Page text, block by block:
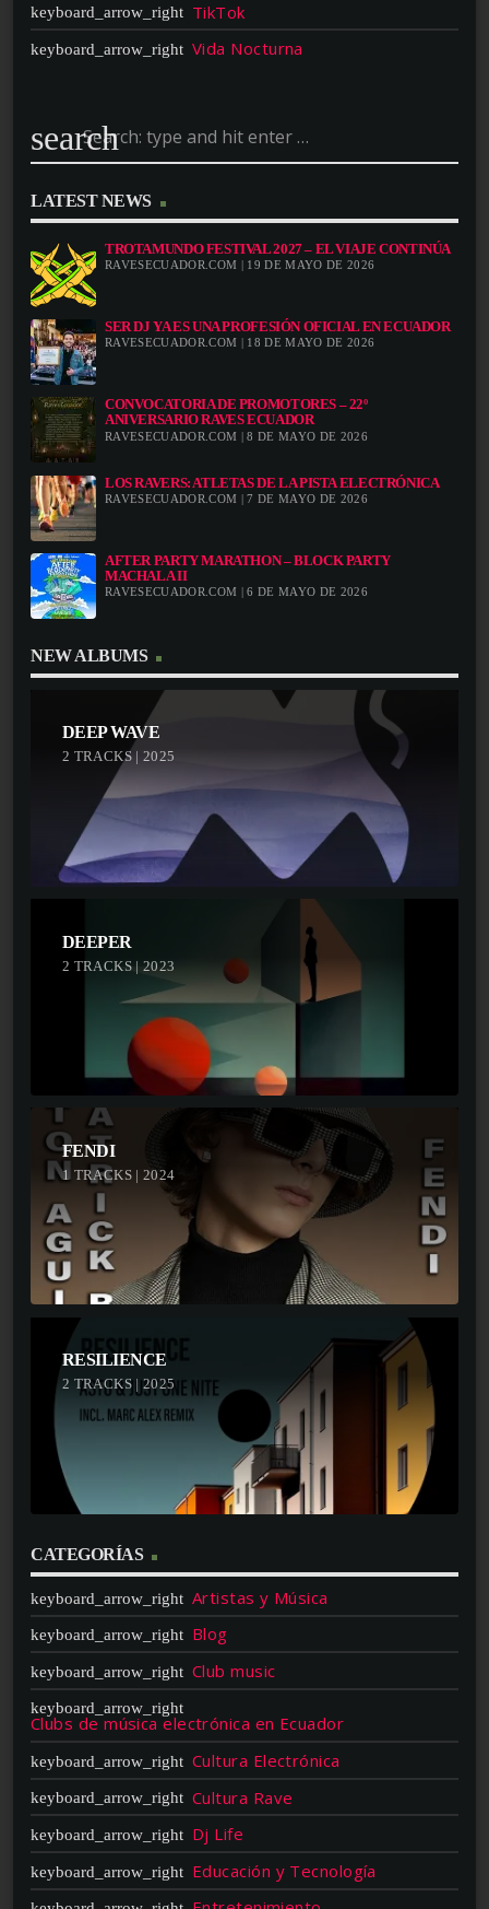
TikTok
Vida Nocturna
search
LATEST NEWS
TROTAMUNDO FESTIVAL 2027 – EL VIAJE CONTINÚA
RAVESECUADOR.COM | 19 DE MAYO DE 2026
SER DJ YA ES UNA PROFESIÓN OFICIAL EN ECUADOR
RAVESECUADOR.COM | 18 DE MAYO DE 2026
CONVOCATORIA DE PROMOTORES – 22º
ANIVERSARIO RAVES ECUADOR
RAVESECUADOR.COM | 8 DE MAYO DE 2026
LOS RAVERS: ATLETAS DE LA PISTA ELECTRÓNICA
RAVESECUADOR.COM | 7 DE MAYO DE 2026
AFTER PARTY MARATHON – BLOCK PARTY
MACHALA II
RAVESECUADOR.COM | 6 DE MAYO DE 2026
NEW ALBUMS
DEEP WAVE
2 TRACKS | 2025
DEEPER
2 TRACKS | 2023
FENDI
1 TRACKS | 2024
RESILIENCE
2 TRACKS | 2025
CATEGORÍAS
Artistas y Música
Blog
Club music
Clubs de música electrónica en Ecuador
Cultura Electrónica
Cultura Rave
Dj Life
Educación y Tecnología